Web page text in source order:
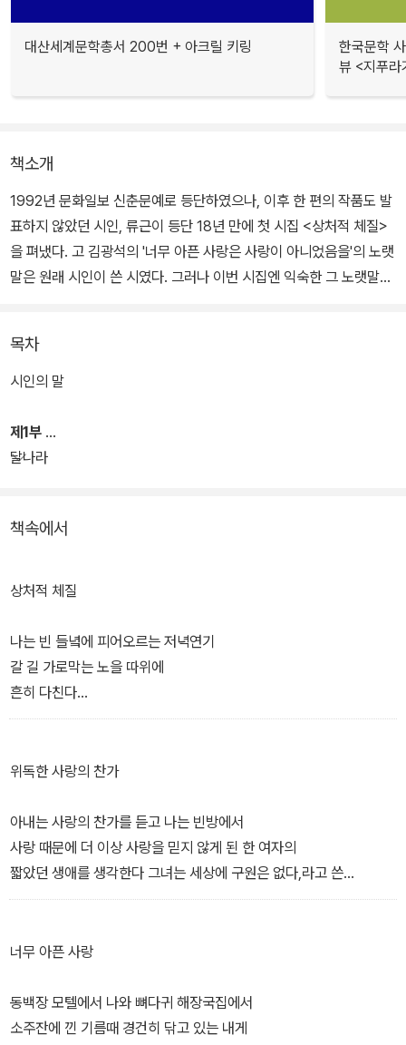
대산세계문학총서 200번 + 아크릴 키링
한국문학
뷰 <지푸라
책소개
1992년 문화일보 신춘문예로 등단하였으나, 이후 한 편의 작품도 발
표하지 않았던 시인, 류근이 등단 18년 만에 첫 시집 <상처적 체질>
을 펴냈다. 고 김광석의 '너무 아픈 사랑은 사랑이 아니었음을'의 노랫
말은 원래 시인이 쓴 시였다. 그러나 이번 시집엔 익숙한 그 노랫말은
잊고 있거나 감추어둘 수는 있지만 부정할 수 없는 그런 것. 제목에서
있다. 존재와 세계의 희비극을 가로지르는 통속미, 희망과 사랑을 향
한 절실한 노래들이 담겨 있는 시집이다. 시인은 세상에 한 번도 그 모
목차
시인의 말
제1부
달나라
책속에서
상처적 체질
나는 빈 들녘에 피어오르는 저녁연기
갈 길 가로막는 노을 따위에
흔히 다친다
내가 기억하는 노래
내가 쓰러져 새벽까지 울던
나를 버리고 간 강물들과
자라서는 한번 빠져 다시는 떠오르지 않던
서편 바다의 별빛들 때문에 깊이 다친다
상처는 내가 바라보는 세월
아무도 기억하지 않는 꽃들이 세상에 왔다 가듯
이름은 늘 있다
저물고 저무는 하늘 근처에
위독한 사랑의 찬가
아내는 사랑의 찬가를 듣고 나는 빈방에서
사랑 때문에 더 이상 사랑을 믿지 않게 된 한 여자의
짧았던 생애를 생각한다 그녀는 세상에 구원은 없다,라고 쓴
유서를 남긴 채 검은 커튼 아래서 죽었다 나는 술집에서
술잔에 머리를 묻은 채 울었고 그날 함박눈이었는지
삶에서 빛을 꿈꾸었던 사람들에게 겨울은 위독하다
술 마시다 단 한 번 입술을 빌려주었던 대학 친구도
너무 아픈 사랑
동백장 모텔에서 나와 뼈다귀 해장국집에서
소주잔에 낀 기름때 경건히 닦고 있는 내게